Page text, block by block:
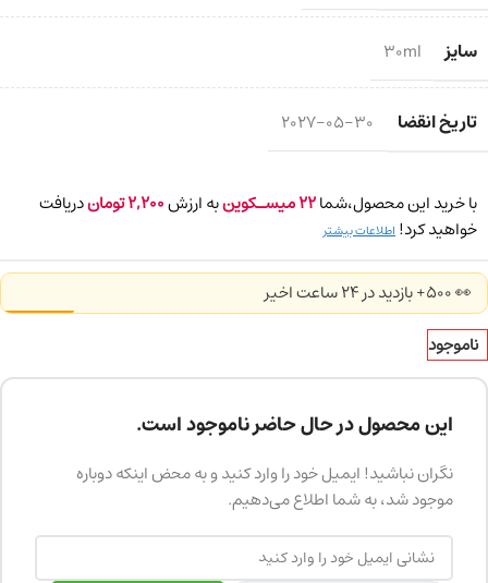
سایز 30ml
تاریخ انقضا 2027-05-30
با خرید این محصول،شما22میسـکوینبه ارزش2,200توماندریافت
خواهید کرد! اطلاعات بیشتر
👀 500+ بازدید در ۲۴ ساعت اخیر
ناموجود
این محصول در حال حاضر ناموجود است.
نگران نباشید! ایمیل خود را وارد کنید و به محض اینکه دوباره
موجود شد، به شما اطلاع می‌دهیم.